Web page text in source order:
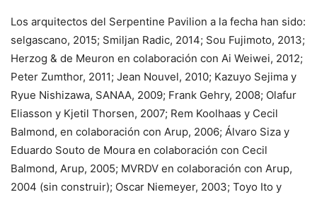
Los arquitectos del Serpentine Pavilion a la fecha han sido:
selgascano, 2015; Smiljan Radic, 2014; Sou Fujimoto, 2013;
Herzog & de Meuron en colaboración con Ai Weiwei, 2012;
Peter Zumthor, 2011; Jean Nouvel, 2010; Kazuyo Sejima y
Ryue Nishizawa, SANAA, 2009; Frank Gehry, 2008; Olafur
Eliasson y Kjetil Thorsen, 2007; Rem Koolhaas y Cecil
Balmond, en colaboración con Arup, 2006; Álvaro Siza y
Eduardo Souto de Moura en colaboración con Cecil
Balmond, Arup, 2005; MVRDV en colaboración con Arup,
2004 (sin construir); Oscar Niemeyer, 2003; Toyo Ito y